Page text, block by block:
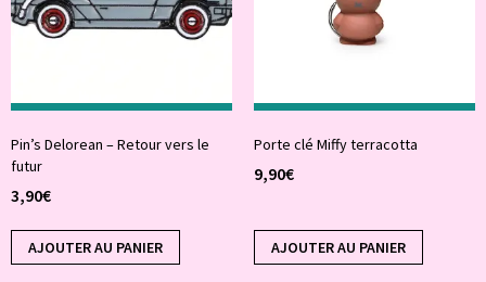
Pin’s Delorean – Retour vers le
futur
3,90€
AJOUTER AU PANIER
Porte clé Miffy terracotta
9,90€
AJOUTER AU PANIER